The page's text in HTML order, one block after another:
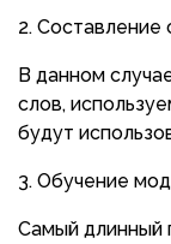
Составление
В данном
слов,
будут
Обучение
Самый длинный